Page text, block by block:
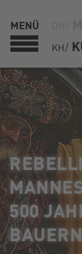
MENÜ
KH/
500